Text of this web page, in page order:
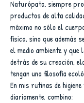
Naturópata, siempre
productos de alta
máximo no sólo el
física, sino que además
el medio ambiente y que
detrás de su creación,
tengan una filosofía
En mis rutinas de
diariamente, combino: